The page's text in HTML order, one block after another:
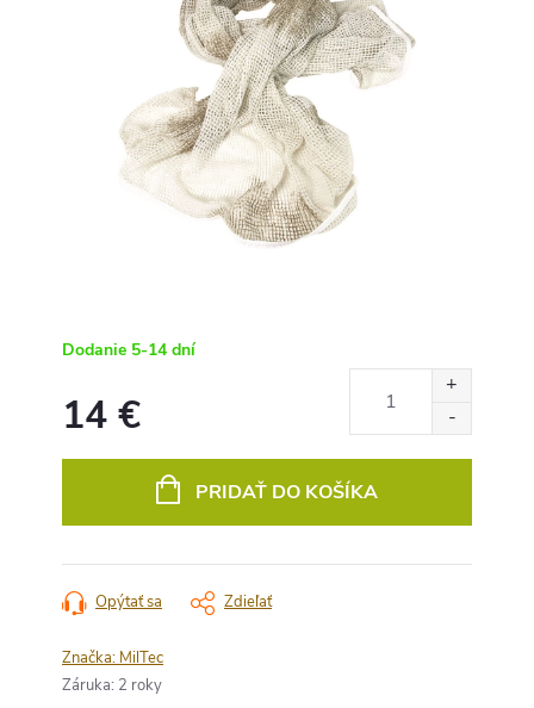
Dodanie 5-14 dní
14 €
PRIDAŤ DO KOŠÍKA
Opýtať sa Zdieľať
Značka: MilTec
Záruka: 2 roky